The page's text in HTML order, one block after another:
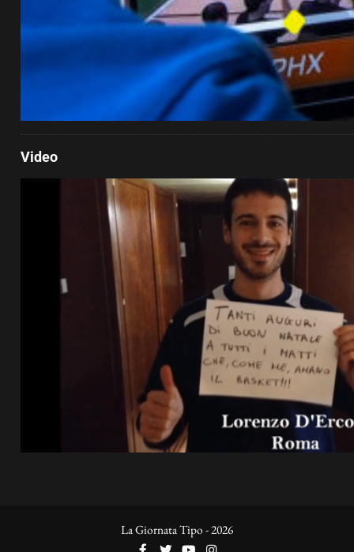
Video
La Giornata Tipo - 2026